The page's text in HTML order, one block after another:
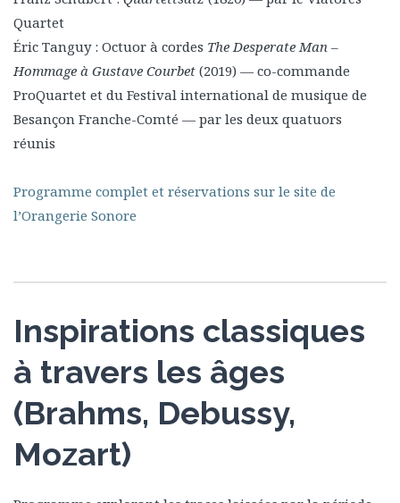
Quartet
Éric Tanguy : Octuor à cordes The Desperate Man –
Hommage à Gustave Courbet (2019) — co-commande
ProQuartet et du Festival international de musique de
Besançon Franche-Comté — par les deux quatuors
réunis
Programme complet et réservations sur le site de
l’Orangerie Sonore
Inspirations classiques
à travers les âges
(Brahms, Debussy,
Mozart)